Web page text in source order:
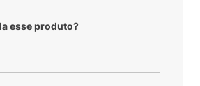
esse produto?